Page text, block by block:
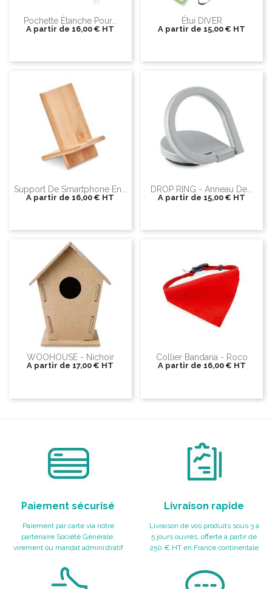
Pochette Étanche Pour...
A partir de 16,00 € HT
Étui DIVER
A partir de 15,00 € HT
Support De Smartphone En...
A partir de 16,00 € HT
DROP RING - Anneau De...
A partir de 15,00 € HT
WOOHOUSE - Nichoir
A partir de 17,00 € HT
Collier Bandana - Roco
A partir de 16,00 € HT
Paiement sécurisé
Paiement par carte via notre
partenaire Société Générale,
virement ou mandat administratif
Livraison rapide
Livraison de vos produits sous 3 à
5 jours ouvrés, offerte à partir de
250 € HT en France continentale